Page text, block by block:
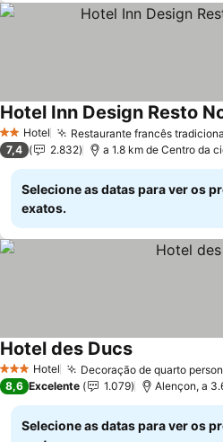
2 Estrelas
Hotel Restaurante francês
Hotel Inn Design Resto
7,4 2.832 a 1.8 km de Centro da
Selecione as datas para ver os
exatos.
3 EstrelasHotel Decoração de quarto
Hotel des DucsVer preços
8,6 Excelente 1.079 Alençon, a
Selecione as datas para ver os